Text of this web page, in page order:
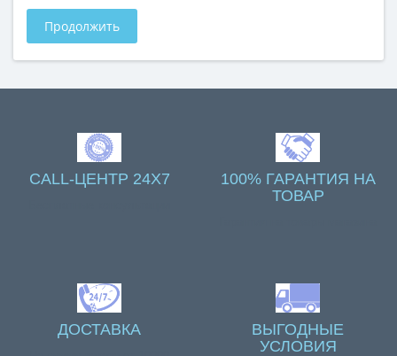
Продолжить
CALL-ЦЕНТР 24X7
100% ГАРАНТИЯ НА
ТОВАР
ДОСТАВКА
ВЫГОДНЫЕ
УСЛОВИЯ